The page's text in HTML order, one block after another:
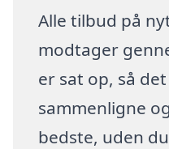
Alle tilbud på
modtager
er sat op, så
sammenligne
bedste, uden